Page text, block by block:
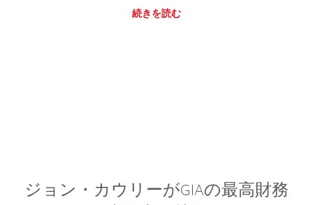
続きを読む
ジョン・カウリーがGIAの最高財務